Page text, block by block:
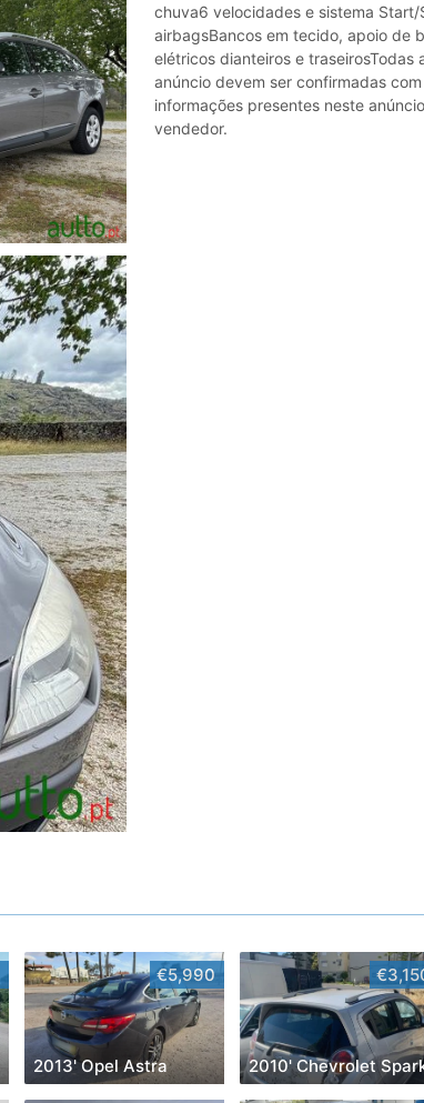
chuva6 velocidades e sistema Start/
airbagsBancos em tecido, apoio de
elétricos dianteiros e traseirosTodas
anúncio devem ser confirmadas
informações presentes neste
vendedor.
€5,990
2013' Opel Astra 2010' Chevrolet